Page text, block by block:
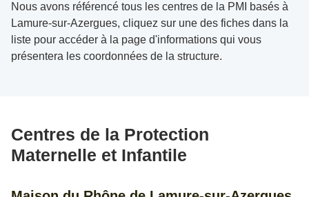
Nous avons référencé tous les centres de la PMI basés à
Lamure-sur-Azergues, cliquez sur une des fiches dans la
liste pour accéder à la page d'informations qui vous
présentera les coordonnées de la structure.
Centres de la Protection
Maternelle et Infantile